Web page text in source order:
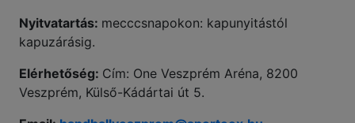
Nyitvatartás: mecccsnapokon: kapunyitástól
kapuzárásig.
Elérhetőség: Cím: One Veszprém Aréna, 8200
Veszprém, Külső-Kádártai út 5.